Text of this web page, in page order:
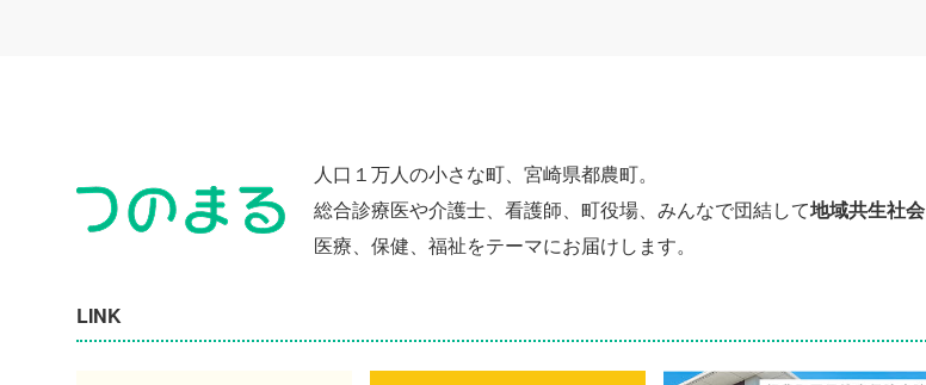
人口１万人の小さな町、宮崎県都農町。
総合診療医や介護士、看護師、町役場、みんなで団結して地域共生社会
医療、保健、福祉をテーマにお届けします。
LINK